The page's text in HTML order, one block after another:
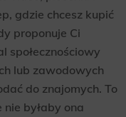
gdzie chcesz kupić
proponuje Ci
społecznościowy
lub zawodowych
do znajomych. To
byłaby ona